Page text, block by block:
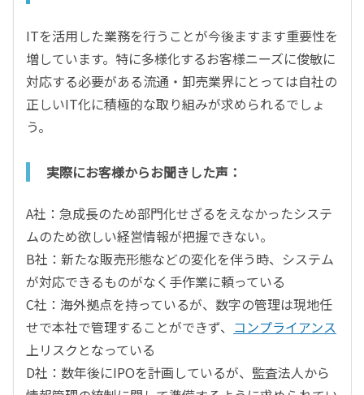
データ分析／BI
ガバナンス／リスク管理
BPR／業務改善
ITを活用した業務を行うことが今後ますます重要性を
増しています。特に多様化するお客様ニーズに俊敏に
対応する必要がある流通・卸売業界にとっては自社の
正しいIT化に積極的な取り組みが求められるでしょ
う。
実際にお客様からお聞きした声：
A社：急成長のため部門化せざるをえなかったシステ
ムのため欲しい経営情報が把握できない。
B社：新たな販売形態などの変化を伴う時、システム
が対応できるものがなく手作業に頼っている
C社：海外拠点を持っているが、数字の管理は現地任
せで本社で管理することができず、 コンプライアンス
上リスクとなっている
D社：数年後にIPOを計画しているが、監査法人から